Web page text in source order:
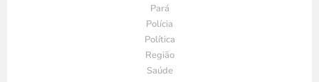
Pará
Polícia
Política
Região
Saúde